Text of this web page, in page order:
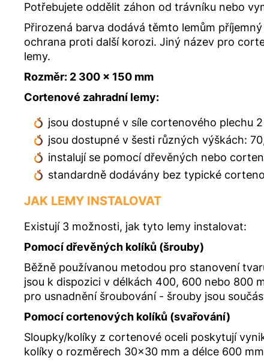
Potřebujete oddělit záhon od trávníku nebo
Přirozená barva dodává těmto lemům
ochrana proti další korozi. Jiný název pro
lemy.
Rozměr: 2 300 x 150 mm
Cortenové zahradní lemy:
jsou dostupné v síle cortenového plechu
jsou dostupné v šesti různých výškách:
instalují se pomocí dřevěných nebo
standardně dodávány bez typické
JAK LEMY INSTALOVAT
Existují 3 možnosti, jak tyto lemy instalovat:
Pomocí dřevěných kolíků (šrouby)
Běžně používanou metodou pro stanovení
jsou k dispozici v délkách 400, 600 nebo 800
pro usnadnění šroubování - šrouby jsou
Pomocí cortenových kolíků (svařování)
Sloupky/kolíky z cortenové oceli poskytují
kolíky o rozměrech 30x30 mm a délce 600